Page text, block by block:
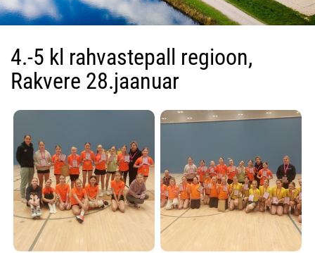
4.-5 kl rahvastepall regioon,
Rakvere 28.jaanuar